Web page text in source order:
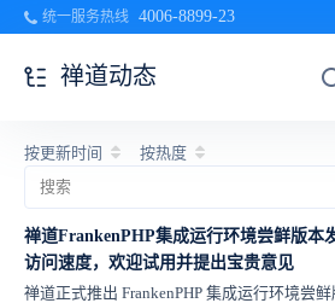
统一服务热线 4006-8899-23
按更新时间 按热度
禅道FrankenPHP集成运行环境尝鲜版本
访问速度，欢迎试用并提出宝贵意见
禅道正式推出 FrankenPHP 集成运行环境尝
禅道动态